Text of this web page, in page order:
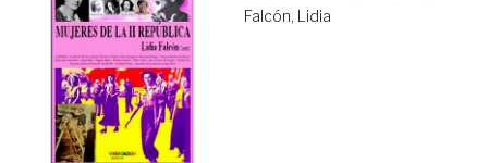
Falcón, Lidia